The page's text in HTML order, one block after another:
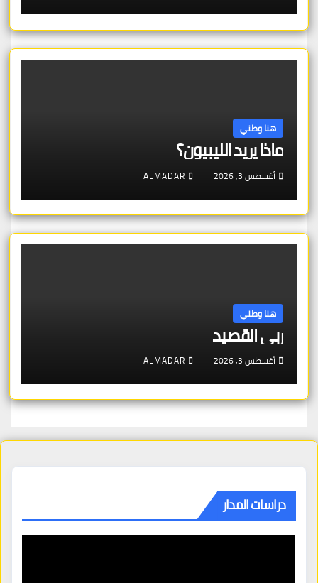
هنا وطني
ماذا يريد الليبيون؟
أغسطس 3, 2026 ALMADAR
هنا وطني
ربى القصيد
أغسطس 3, 2026 ALMADAR
دراسات المدار